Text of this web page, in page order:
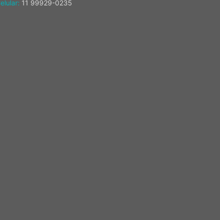
11 99929-0235